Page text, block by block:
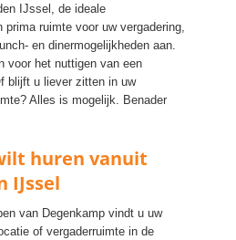
IJssel, de ideale
ruimte voor uw vergadering,
en dinermogelijkheden aan.
voor het nuttigen van een
blijft u liever zitten in uw
Alles is mogelijk. Benader
huren vanuit
IJssel
van Degenkamp vindt u uw
of vergaderruimte in de